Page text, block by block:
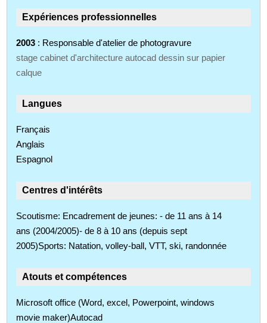
Expériences professionnelles
2003 : Responsable d'atelier de photogravure
stage cabinet d'architecture autocad dessin sur papier
calque
Langues
Français
Anglais
Espagnol
Centres d'intérêts
Scoutisme: Encadrement de jeunes: - de 11 ans à 14
ans (2004/2005)- de 8 à 10 ans (depuis sept
2005)Sports: Natation, volley-ball, VTT, ski, randonnée
Atouts et compétences
Microsoft office (Word, excel, Powerpoint, windows
movie maker)Autocad